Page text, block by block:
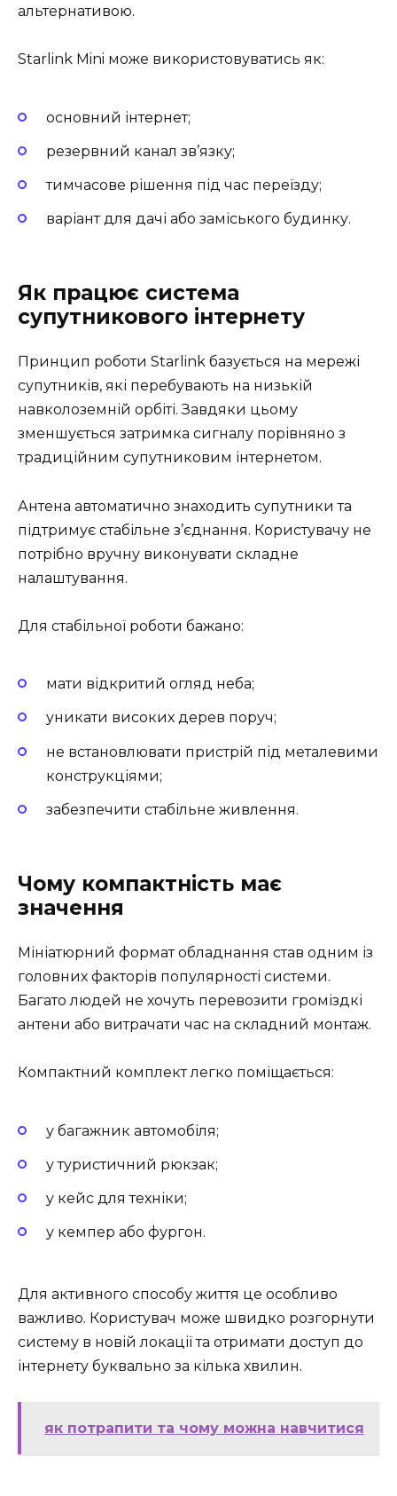
альтернативою.
Starlink Mini може використовуватись як:
основний інтернет;
резервний канал зв’язку;
тимчасове рішення під час переїзду;
варіант для дачі або заміського будинку.
Як працює система
супутникового інтернету
Принцип роботи Starlink базується на мережі
супутників, які перебувають на низькій
навколоземній орбіті. Завдяки цьому
зменшується затримка сигналу порівняно з
традиційним супутниковим інтернетом.
Антена автоматично знаходить супутники та
підтримує стабільне з’єднання. Користувачу не
потрібно вручну виконувати складне
налаштування.
Для стабільної роботи бажано:
мати відкритий огляд неба;
уникати високих дерев поруч;
не встановлювати пристрій під металевими
конструкціями;
забезпечити стабільне живлення.
Чому компактність має
значення
Мініатюрний формат обладнання став одним із
головних факторів популярності системи.
Багато людей не хочуть перевозити громіздкі
антени або витрачати час на складний монтаж.
Компактний комплект легко поміщається:
у багажник автомобіля;
у туристичний рюкзак;
у кейс для техніки;
у кемпер або фургон.
Для активного способу життя це особливо
важливо. Користувач може швидко розгорнути
систему в новій локації та отримати доступ до
інтернету буквально за кілька хвилин.
як потрапити та чому можна навчитися